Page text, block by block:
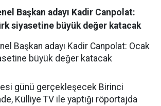
Başkan adayı Kadir Canpolat:
siyasetine büyük değer katacak
Başkan adayı Kadir Canpolat: Ocak
büyük değer katacak
günü gerçekleşecek Birinci
Külliye TV ile yaptığı röportajda